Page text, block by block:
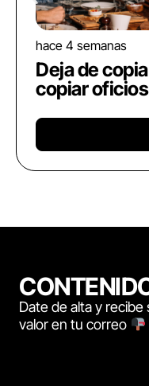
hace 4 semanas
Deja de
copiar oficios
Date de alta y
valor en tu correo